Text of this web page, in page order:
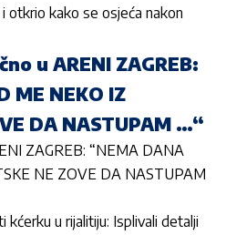
otkrio kako se osjeća nakon
u ARENI ZAGREB:
ME NEKO IZ
DA NASTUPAM …“
ZAGREB: “NEMA DANA
NE ZOVE DA NASTUPAM
kćerku u rijalitiju: Isplivali detalji